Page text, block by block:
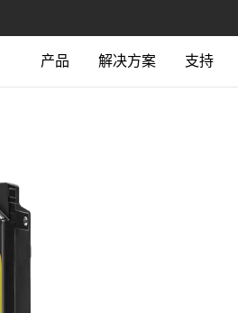
产品 解决方案 支持